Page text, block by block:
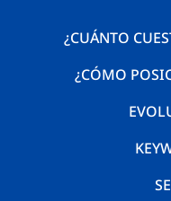
¿CUÁNTO
¿CÓMO